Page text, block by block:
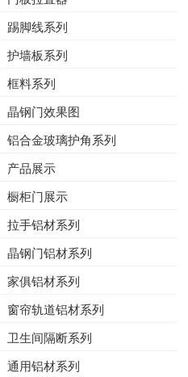
踢脚线系列
护墙板系列
框料系列
晶钢门效果图
铝合金玻璃护角系列
产品展示
橱柜门展示
拉手铝材系列
晶钢门铝材系列
家俱铝材系列
窗帘轨道铝材系列
卫生间隔断系列
通用铝材系列